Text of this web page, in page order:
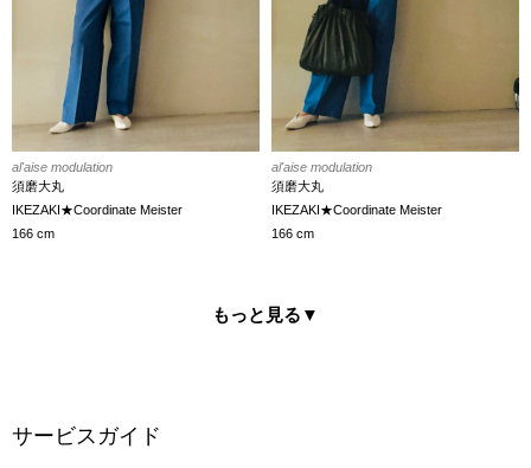
al'aise modulation
須磨大丸
IKEZAKI★Coordinate Meister
166 cm
al'aise modulation
須磨大丸
IKEZAKI★Coordinate Meister
166 cm
もっと見る ▼
サービスガイド